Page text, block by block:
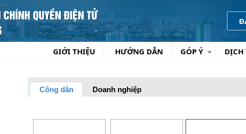
DỊCH
GÓP Ý
HƯỚNG DẪN
GIỚI THIỆU
Công dân Doanh nghiệp